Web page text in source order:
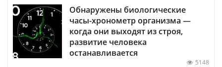
Обнаружены биологические
часы-хронометр организма —
когда они выходят из строя,
развитие человека
останавливается
5148